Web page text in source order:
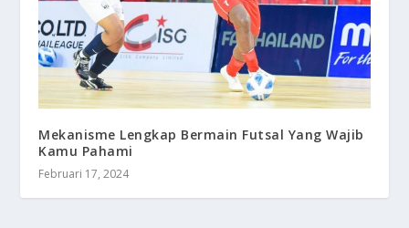
Mekanisme Lengkap Bermain Futsal Yang Wajib
Kamu Pahami
Februari 17, 2024